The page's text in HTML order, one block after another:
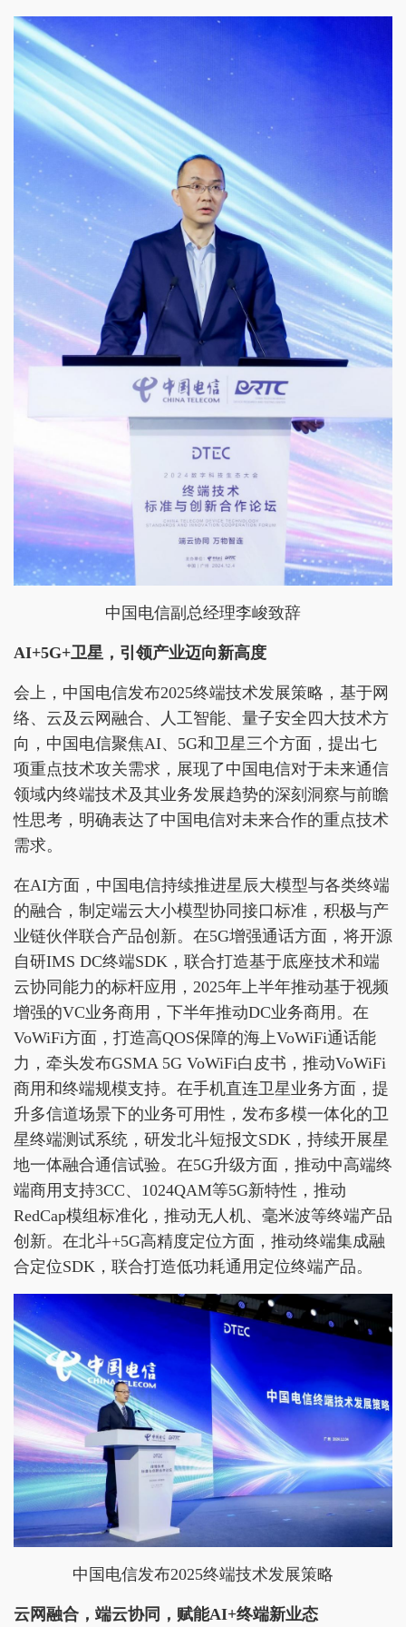
中国电信副总经理李峻致辞
AI+5G+卫星，引领产业迈向新高度
会上，中国电信发布2025终端技术发展策略，基于网
络、云及云网融合、人工智能、量子安全四大技术方
向，中国电信聚焦AI、5G和卫星三个方面，提出七
项重点技术攻关需求，展现了中国电信对于未来通信
领域内终端技术及其业务发展趋势的深刻洞察与前瞻
性思考，明确表达了中国电信对未来合作的重点技术
需求。
在AI方面，中国电信持续推进星辰大模型与各类终端
的融合，制定端云大小模型协同接口标准，积极与产
业链伙伴联合产品创新。在5G增强通话方面，将开源
自研IMS DC终端SDK，联合打造基于底座技术和端
云协同能力的标杆应用，2025年上半年推动基于视频
增强的VC业务商用，下半年推动DC业务商用。在
VoWiFi方面，打造高QOS保障的海上VoWiFi通话能
力，牵头发布GSMA 5G VoWiFi白皮书，推动VoWiFi
商用和终端规模支持。在手机直连卫星业务方面，提
升多信道场景下的业务可用性，发布多模一体化的卫
星终端测试系统，研发北斗短报文SDK，持续开展星
地一体融合通信试验。在5G升级方面，推动中高端终
端商用支持3CC、1024QAM等5G新特性，推动
RedCap模组标准化，推动无人机、毫米波等终端产品
创新。在北斗+5G高精度定位方面，推动终端集成融
合定位SDK，联合打造低功耗通用定位终端产品。
中国电信发布2025终端技术发展策略
云网融合，端云协同，赋能AI+终端新业态